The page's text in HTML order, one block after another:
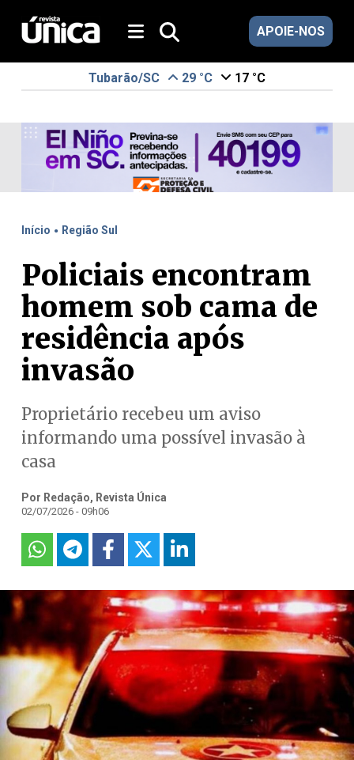
APOIE-NOS
Tubarão/SC 29 °C 17 °C
Início . Região Sul
Policiais encontram
homem sob cama de
residência após
invasão
Proprietário recebeu um aviso
informando uma possível invasão à
casa
Por Redação, Revista Única
02/07/2026 - 09h06